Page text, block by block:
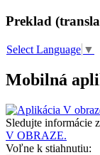
Preklad
Select Language ▼
Mobilná
Sledujte informácie
V OBRAZE.
Voľne k stiahnutiu: